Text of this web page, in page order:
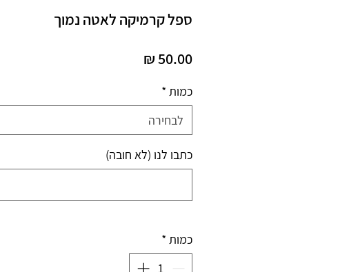
ספל קרמיקה לאטה נמוך
כמות *
לבחירה
כתבו לנו (לא חובה)
כמות *